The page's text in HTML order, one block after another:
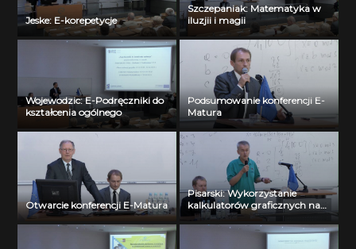
Jeske: E-korepetycje
Szczepaniak: Matematyka w
iluzjii i magii
Wojewodzic: E-Podręczniki do
kształcenia ogólnego
Podsumowanie konferencji E-
Matura
Otwarcie konferencji E-Matura
Pisarski: Wykorzystanie
kalkulatorów graficznych na
lekcjach matematyki